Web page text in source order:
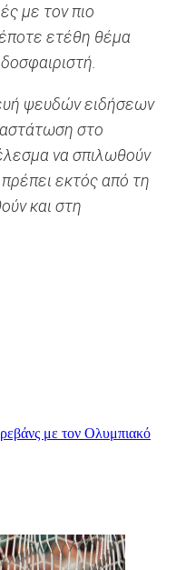
με τον πιο
ετέθη θέμα
ψευδών ειδήσεων
στο
να σπιλωθούν
εκτός από τη
και στη
με τον Ολυμπιακό